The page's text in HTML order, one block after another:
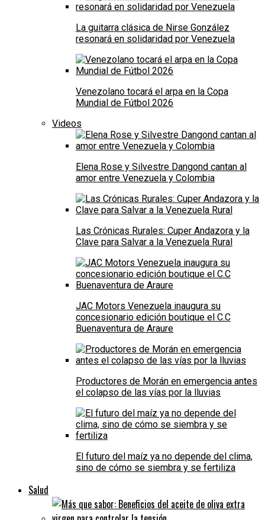
La guitarra clásica de Nirse González
resonará en solidaridad por Venezuela
Venezolano tocará el arpa en la Copa
Mundial de Fútbol 2026
Videos
Elena Rose y Silvestre Dangond cantan al
amor entre Venezuela y Colombia
Las Crónicas Rurales: Cuper Andazora y la
Clave para Salvar a la Venezuela Rural
JAC Motors Venezuela inaugura su
concesionario edición boutique el C.C
Buenaventura de Araure
Productores de Morán en emergencia antes
el colapso de las vías por la lluvias
El futuro del maíz ya no depende del clima,
sino de cómo se siembra y se fertiliza
Salud